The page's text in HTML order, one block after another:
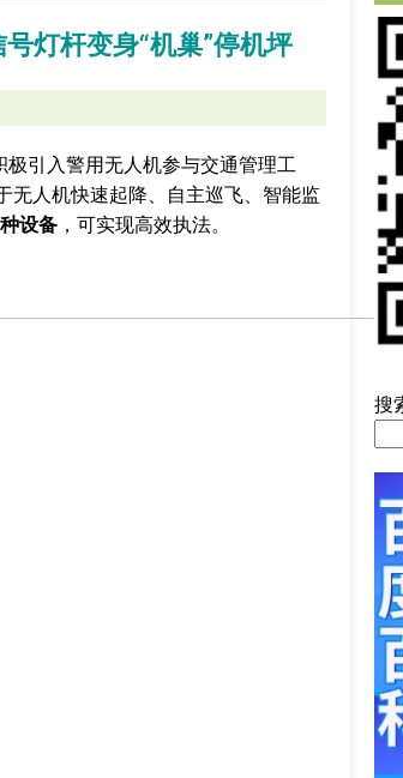
灯杆变身“机巢”停机坪
引入警用无人机参与交通管理工
无人机快速起降、自主巡飞、智能监
设备 ，可实现高效执法。
搜